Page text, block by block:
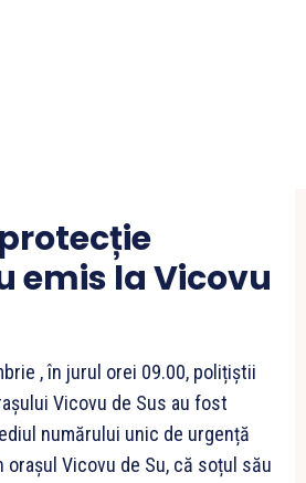
emis la Vicovu
, în jurul orei 09.00, polițiștii
Vicovu de Sus au fost
numărului unic de urgență
orașul Vicovu de Su, că soțul său